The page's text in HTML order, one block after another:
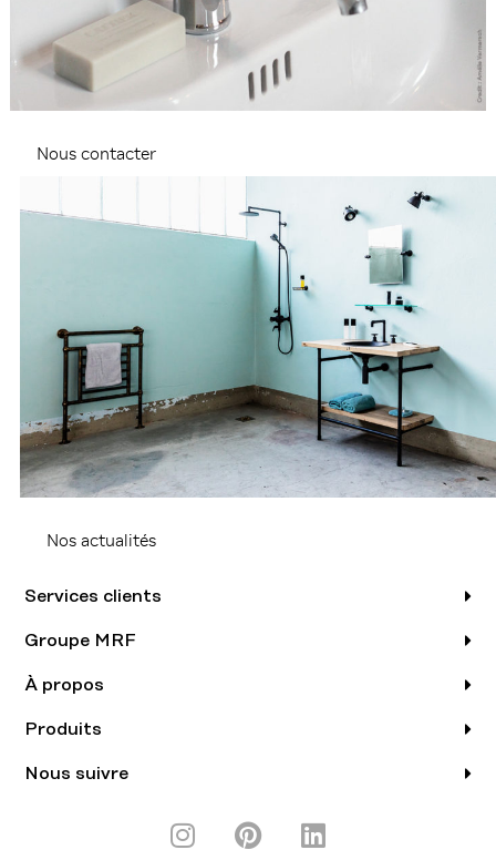
Nous contacter
Nos actualités
Services clients
Groupe MRF
À propos
Produits
Nous suivre
I
P
L